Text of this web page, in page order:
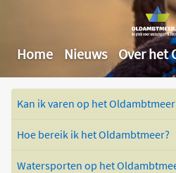
Home Nieuws Over het
Kan ik varen op het
Hoe bereik ik het Oldambtmeer?
Watersporten op het